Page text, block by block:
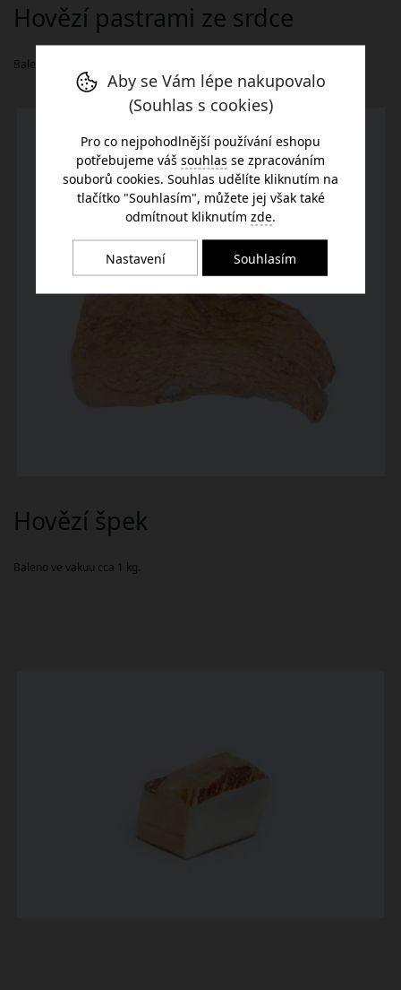
Baleno ve vakuu po 1 kuse cca 1 kg.
Hovězí pastrami ze srdce
Baleno ve vakuu cca 1 kg.
Hovězí špek
Aby se Vám lépe nakupovalo
(Souhlas s cookies)
Pro co nejpohodlnější používání eshopu
potřebujeme váš souhlas se zpracováním
souborů cookies. Souhlas udělíte kliknutím na
tlačítko "Souhlasím", můžete jej však také
odmítnout kliknutím zde.
Nastavení Souhlasím